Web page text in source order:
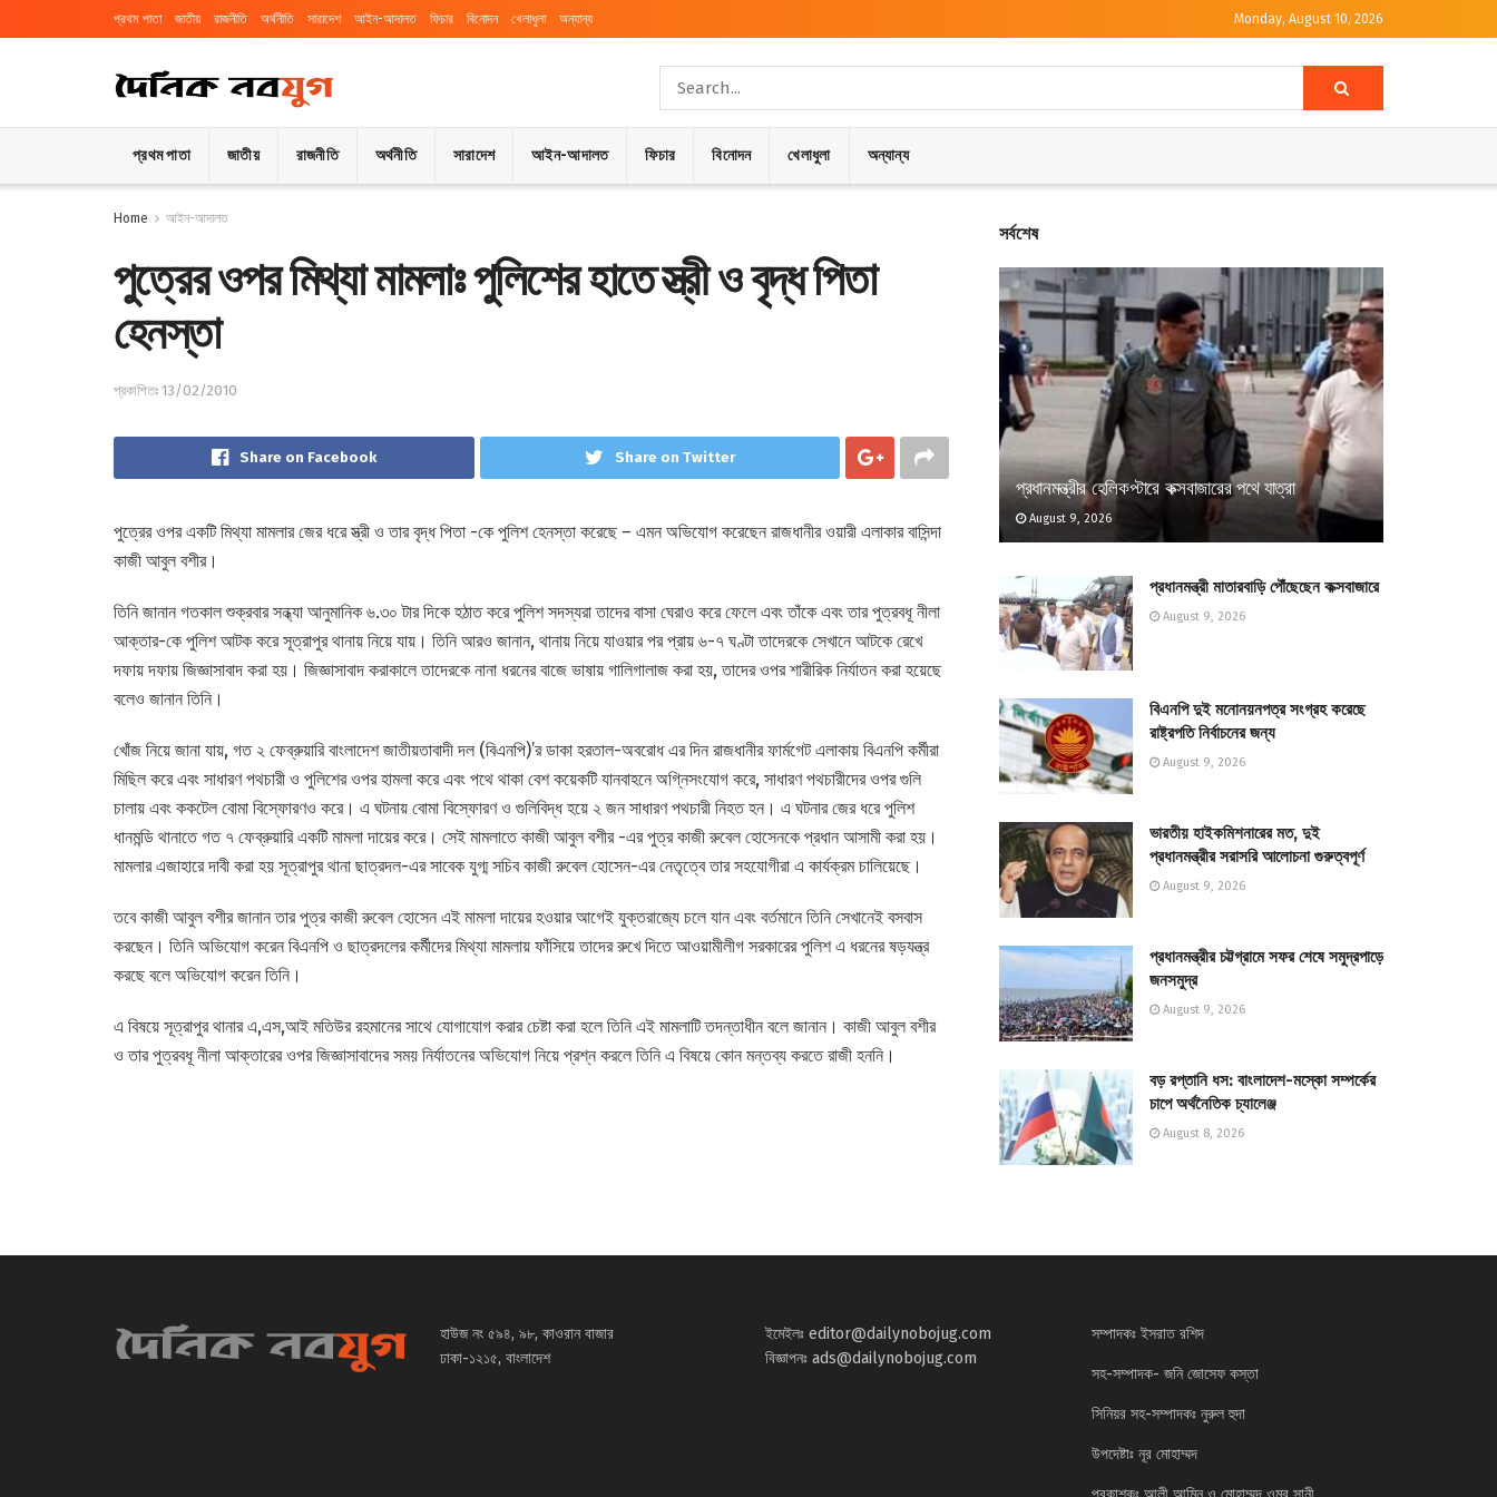
প্রথম পাতা জাতীয় রাজনীতি অর্থনীতি সারাদেশ আইন-আদালত ফিচার বিনোদন খেলাধুলা অন্যান্য Monday, August 10, 2026
প্রথম পাতা জাতীয় রাজনীতি অর্থনীতি সারাদেশ আইন-আদালত ফিচার বিনোদন খেলাধুলা অন্যান্য
Home আইন-আদালত
পুত্রের ওপর মিথ্যা মামলাঃ পুলিশের হাতে স্ত্রী ও বৃদ্ধ পিতা
হেনস্তা
প্রকাশিতঃ 13/02/2010
Share on Facebook Share on Twitter
পুত্রের ওপর একটি মিথ্যা মামলার জের ধরে স্ত্রী ও তার বৃদ্ধ পিতা -কে পুলিশ হেনস্তা করেছে – এমন অভিযোগ করেছেন রাজধানীর ওয়ারী এলাকার বাসিন্দা
কাজী আবুল বশীর।
তিনি জানান গতকাল শুক্রবার সন্ধ্যা আনুমানিক ৬.৩০ টার দিকে হঠাত করে পুলিশ সদস্যরা তাদের বাসা ঘেরাও করে ফেলে এবং তাঁকে এবং তার পুত্রবধূ নীলা
আক্তার-কে পুলিশ আটক করে সূত্রাপুর থানায় নিয়ে যায়। তিনি আরও জানান, থানায় নিয়ে যাওয়ার পর প্রায় ৬-৭ ঘণ্টা তাদেরকে সেখানে আটকে রেখে
দফায় দফায় জিজ্ঞাসাবাদ করা হয়। জিজ্ঞাসাবাদ করাকালে তাদেরকে নানা ধরনের বাজে ভাষায় গালিগালাজ করা হয়, তাদের ওপর শারীরিক নির্যাতন করা হয়েছে
বলেও জানান তিনি।
খোঁজ নিয়ে জানা যায়, গত ২ ফেব্রুয়ারি বাংলাদেশ জাতীয়তাবাদী দল (বিএনপি)’র ডাকা হরতাল-অবরোধ এর দিন রাজধানীর ফার্মগেট এলাকায় বিএনপি কর্মীরা
মিছিল করে এবং সাধারণ পথচারী ও পুলিশের ওপর হামলা করে এবং পথে থাকা বেশ কয়েকটি যানবাহনে অগ্নিসংযোগ করে, সাধারণ পথচারীদের ওপর গুলি
চালায় এবং ককটেল বোমা বিস্ফোরণও করে। এ ঘটনায় বোমা বিস্ফোরণ ও গুলিবিদ্ধ হয়ে ২ জন সাধারণ পথচারী নিহত হন। এ ঘটনার জের ধরে পুলিশ
ধানমন্ডি থানাতে গত ৭ ফেব্রুয়ারি একটি মামলা দায়ের করে। সেই মামলাতে কাজী আবুল বশীর -এর পুত্র কাজী রুবেল হোসেনকে প্রধান আসামী করা হয়।
মামলার এজাহারে দাবী করা হয় সূত্রাপুর থানা ছাত্রদল-এর সাবেক যুগ্ম সচিব কাজী রুবেল হোসেন-এর নেতৃত্বে তার সহযোগীরা এ কার্যক্রম চালিয়েছে।
তবে কাজী আবুল বশীর জানান তার পুত্র কাজী রুবেল হোসেন এই মামলা দায়ের হওয়ার আগেই যুক্তরাজ্যে চলে যান এবং বর্তমানে তিনি সেখানেই বসবাস
করছেন। তিনি অভিযোগ করেন বিএনপি ও ছাত্রদলের কর্মীদের মিথ্যা মামলায় ফাঁসিয়ে তাদের রুখে দিতে আওয়ামীলীগ সরকারের পুলিশ এ ধরনের ষড়যন্ত্র
করছে বলে অভিযোগ করেন তিনি।
এ বিষয়ে সূত্রাপুর থানার এ,এস,আই মতিউর রহমানের সাথে যোগাযোগ করার চেষ্টা করা হলে তিনি এই মামলাটি তদন্তাধীন বলে জানান। কাজী আবুল বশীর
ও তার পুত্রবধূ নীলা আক্তারের ওপর জিজ্ঞাসাবাদের সময় নির্যাতনের অভিযোগ নিয়ে প্রশ্ন করলে তিনি এ বিষয়ে কোন মন্তব্য করতে রাজী হননি।
সর্বশেষ
প্রধানমন্ত্রীর হেলিকপ্টারে কক্সবাজারের পথে যাত্রা
August 9, 2026
প্রধানমন্ত্রী মাতারবাড়ি পৌঁছেছেন কক্সবাজারে
August 9, 2026
বিএনপি দুই মনোনয়নপত্র সংগ্রহ করেছে
রাষ্ট্রপতি নির্বাচনের জন্য
August 9, 2026
ভারতীয় হাইকমিশনারের মত, দুই
প্রধানমন্ত্রীর সরাসরি আলোচনা গুরুত্বপূর্ণ
August 9, 2026
প্রধানমন্ত্রীর চট্টগ্রামে সফর শেষে সমুদ্রপাড়ে
জনসমুদ্র
August 9, 2026
বড় রপ্তানি ধস: বাংলাদেশ-মস্কো সম্পর্কের
চাপে অর্থনৈতিক চ্যালেঞ্জ
August 8, 2026
হাউজ নং ৫৯৪, ৯৮, কাওরান বাজার
ঢাকা-১২১৫, বাংলাদেশ
ইমেইলঃ editor@dailynobojug.com
বিজ্ঞাপনঃ ads@dailynobojug.com
সম্পাদকঃ ইসরাত রশিদ
সহ-সম্পাদক- জনি জোসেফ কস্তা
সিনিয়র সহ-সম্পাদকঃ নুরুল হুদা
উপদেষ্টাঃ নূর মোহাম্মদ